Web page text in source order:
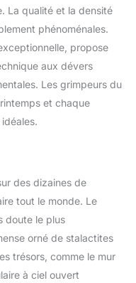
La qualité et la densité
phénoménales.
propose
aux dévers
Les grimpeurs du
et chaque
des dizaines de
tout le monde. Le
doute le plus
orné de stalactites
trésors, comme le mur
à ciel ouvert